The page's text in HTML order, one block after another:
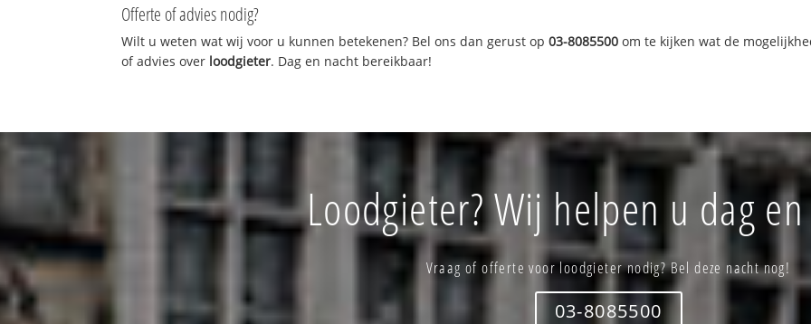
Offerte of advies nodig?
Wilt u weten wat wij voor u kunnen betekenen? Bel ons dan gerust op03-8085500 om te kijken wat de
of advies over loodgieter. Dag en nacht bereikbaar!
Loodgieter? Wij helpen u dag
Vraag of offerte voor loodgieter nodig? Bel deze nacht nog!
03-8085500